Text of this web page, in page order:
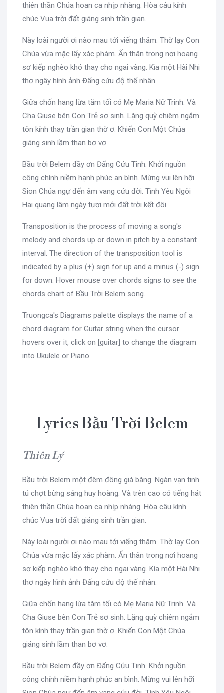
thiên thần Chúa hoan ca nhịp nhàng. Hòa câu kính
chúc Vua trời đất giáng sinh trần gian.
Này loài người ơi nào mau tới viếng thăm. Thờ lạy Con
Chúa vừa mặc lấy xác phàm. Ẩn thân trong nơi hoang
sơ kiếp nghèo khó thay cho ngai vàng. Kìa một Hài Nhi
thơ ngây hình ảnh Đấng cứu độ thế nhân.
Giữa chốn hang lừa tăm tối có Mẹ Maria Nữ Trinh. Và
Cha Giuse bên Con Trẻ sơ sinh. Lặng quỳ chiêm ngắm
tôn kính thay trần gian thờ ơ. Khiến Con Một Chúa
giáng sinh lầm than bơ vơ.
Bầu trời Belem đầy ơn Đấng Cứu Tinh. Khởi nguồn
công chính niềm hạnh phúc an bình. Mừng vui lên hỡi
Sion Chúa ngự đến âm vang cứu đời. Tình Yêu Ngôi
Hai quang lâm ngày tươi mới đất trời kết đôi.
Transposition is the process of moving a song's
melody and chords up or down in pitch by a constant
interval. The direction of the transposition tool is
indicated by a plus (+) sign for up and a minus (-) sign
for down. Hover mouse over chords signs to see the
chords chart of Bầu Trời Belem song.
Truongca's Diagrams palette displays the name of a
chord diagram for Guitar string when the cursor
hovers over it, click on [guitar] to change the diagram
into Ukulele or Piano.
Lyrics Bầu Trời Belem
Thiên Lý
Bầu trời Belem một đêm đông giá băng. Ngàn vạn tinh
tú chợt bừng sáng huy hoàng. Và trên cao có tiếng hát
thiên thần Chúa hoan ca nhịp nhàng. Hòa câu kính
chúc Vua trời đất giáng sinh trần gian.
Này loài người ơi nào mau tới viếng thăm. Thờ lạy Con
Chúa vừa mặc lấy xác phàm. Ẩn thân trong nơi hoang
sơ kiếp nghèo khó thay cho ngai vàng. Kìa một Hài Nhi
thơ ngây hình ảnh Đấng cứu độ thế nhân.
Giữa chốn hang lừa tăm tối có Mẹ Maria Nữ Trinh. Và
Cha Giuse bên Con Trẻ sơ sinh. Lặng quỳ chiêm ngắm
tôn kính thay trần gian thờ ơ. Khiến Con Một Chúa
giáng sinh lầm than bơ vơ.
Bầu trời Belem đầy ơn Đấng Cứu Tinh. Khởi nguồn
công chính niềm hạnh phúc an bình. Mừng vui lên hỡi